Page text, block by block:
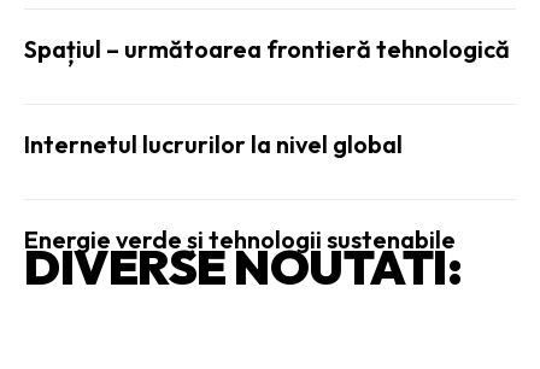
Spațiul – următoarea frontieră tehnologică
Internetul lucrurilor la nivel global
Energie verde și tehnologii sustenabile
DIVERSE NOUTATI: